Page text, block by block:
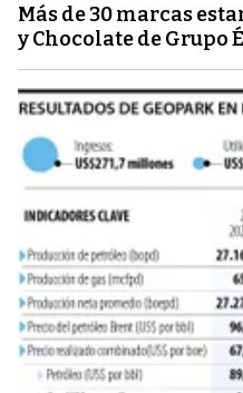
Más de 30 marcas
y Chocolate de Grupo